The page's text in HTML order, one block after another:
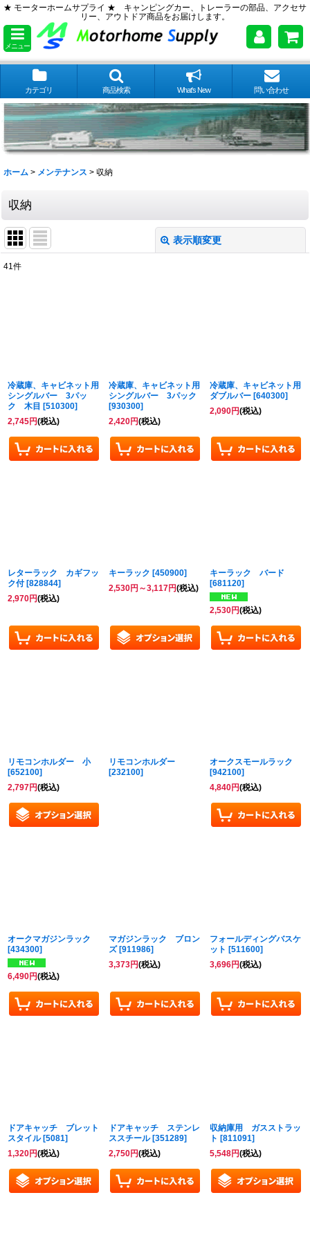
★ モーターホームサプライ ★ キャンピングカー、トレーラーの部品、アクセサ
リー、アウトドア商品をお届けします。
メニュー
カテゴリ 商品検索 What's New 問い合わせ
ホーム > メンテナンス > 収納
収納
表示順変更
41件
冷蔵庫、キャビネット用
シングルバー 3パッ
ク 木目 [510300]
2,745円(税込)
冷蔵庫、キャビネット用
シングルバー 3パック
[930300]
2,420円(税込)
冷蔵庫、キャビネット用
ダブルバー [640300]
2,090円(税込)
レターラック カギフッ
ク付 [828844]
2,970円(税込)
キーラック [450900]
2,530円 ～3,117円(税込)
キーラック バード
[681120]
2,530円(税込)
リモコンホルダー 小
[652100]
2,797円(税込)
リモコンホルダー
[232100]
オークスモールラック
[942100]
4,840円(税込)
オークマガジンラック
[434300]
6,490円(税込)
マガジンラック ブロン
ズ [911986]
3,373円(税込)
フォールディングバスケ
ット [511600]
3,696円(税込)
ドアキャッチ ブレット
スタイル [5081]
1,320円(税込)
ドアキャッチ ステンレ
ススチール [351289]
2,750円(税込)
収納庫用 ガスストラッ
ト [811091]
5,548円(税込)